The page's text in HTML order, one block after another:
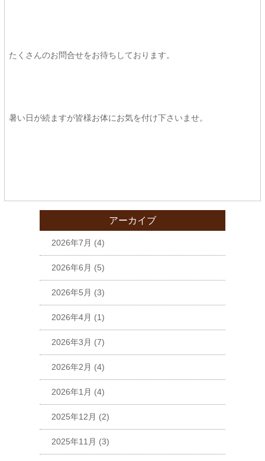
たくさんのお問合せをお待ちしております。
暑い日が続ますが皆様お体にお気を付け下さいませ。
アーカイブ
2026年7月 (4)
2026年6月 (5)
2026年5月 (3)
2026年4月 (1)
2026年3月 (7)
2026年2月 (4)
2026年1月 (4)
2025年12月 (2)
2025年11月 (3)